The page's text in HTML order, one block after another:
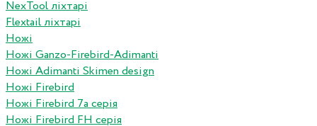
NexTool ліхтарі
Flextail ліхтарі
Ножі
Ножі Ganzo-Firebird-Adimanti
Ножі Adimanti Skimen design
Ножі Firebird
Ножі Firebird 7а серія
Ножі Firebird FH серія